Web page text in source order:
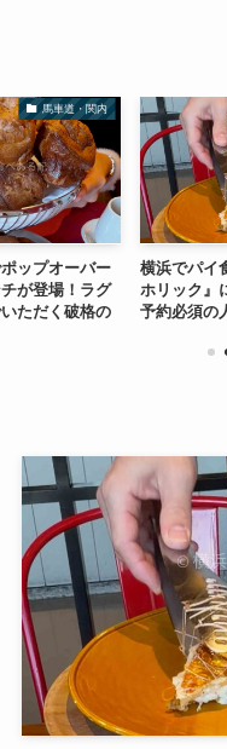
馬車道・関内
ップオーバー
が登場！ラグ
ただく破格の
横浜でパイ
ホリック』
予約必須の